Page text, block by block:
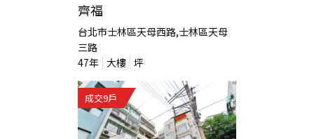
齊福
台北市士林區天母西路,士林區天母
三路
47年 大樓 坪
成交9戶